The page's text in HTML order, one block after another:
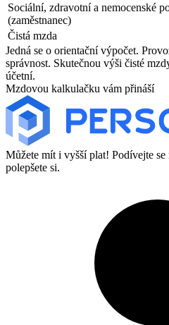
Sociální, zdravotní a nemocenské
(zaměstnanec)
Čistá mzda
Jedná se o orientační výpočet.
správnost. Skutečnou výši čisté
účetní.
Mzdovou kalkulačku vám přináší
Můžete mít i vyšší plat! Podívejte se
polepšete si.